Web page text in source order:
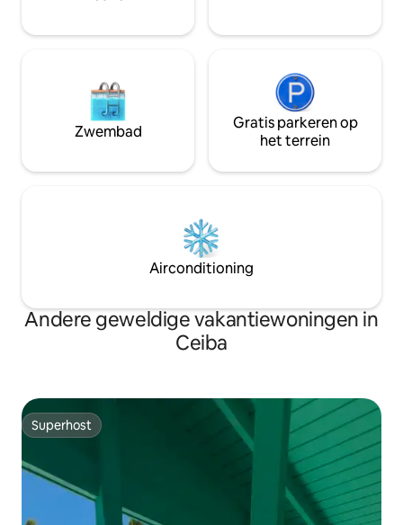
Zwembad
Gratis parkeren op
het terrein
Airconditioning
Andere geweldige vakantiewoningen in
Ceiba
Superhost
Superhost